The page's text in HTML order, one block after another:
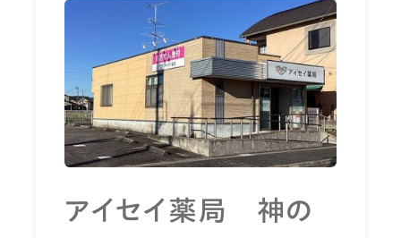
アイセイ薬局 神の